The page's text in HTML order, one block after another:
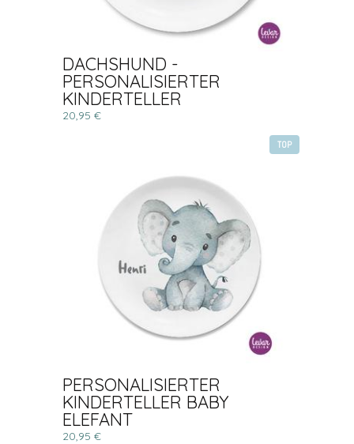
DACHSHUND -
PERSONALISIERTER
KINDERTELLER
20,95 €
TOP
PERSONALISIERTER
KINDERTELLER BABY
ELEFANT
20,95 €